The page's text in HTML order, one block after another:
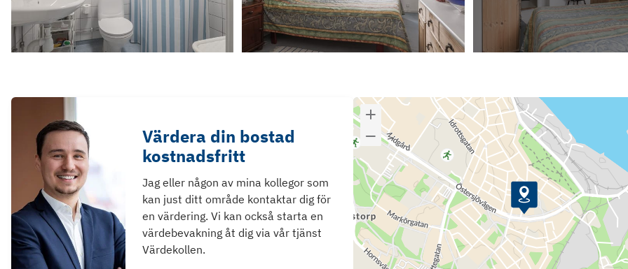
Värdera din bostad
kostnadsfritt
Jag eller någon av mina kollegor som
kan just ditt område kontaktar dig för
en värdering. Vi kan också starta en
värdebevakning åt dig via vår tjänst
Värdekollen.